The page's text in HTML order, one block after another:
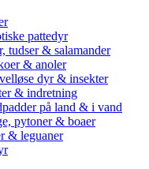
pattedyr
tudser & salamander
& anoler
dyr & insekter
& indretning
på land & i vand
pytoner & boaer
& leguaner